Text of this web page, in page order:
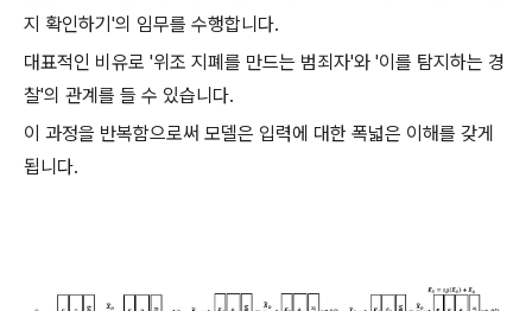
지 확인하기'의 임무를 수행합니다.
대표적인 비유로 '위조 지폐를 만드는 범죄자'와 '이를 탐지하는 경
찰'의 관계를 들 수 있습니다.
이 과정을 반복함으로써 모델은 입력에 대한 폭넓은 이해를 갖게
됩니다.